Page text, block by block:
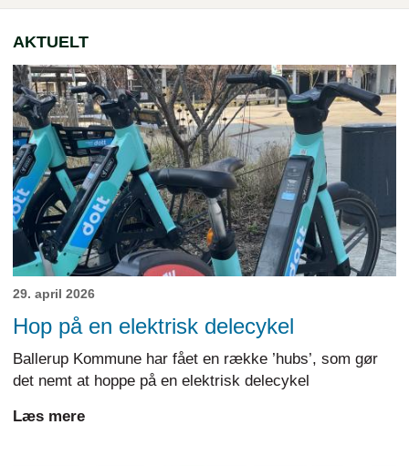
AKTUELT
29. april 2026
Hop på en elektrisk delecykel
Ballerup Kommune har fået en række ’hubs’, som gør
det nemt at hoppe på en elektrisk delecykel
Læs mere